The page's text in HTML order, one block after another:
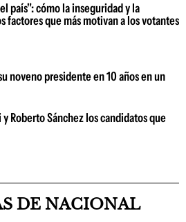
país": cómo la inseguridad y la
factores que más motivan a los votantes
noveno presidente en 10 años en un
Roberto Sánchez los candidatos que
DE NACIONAL